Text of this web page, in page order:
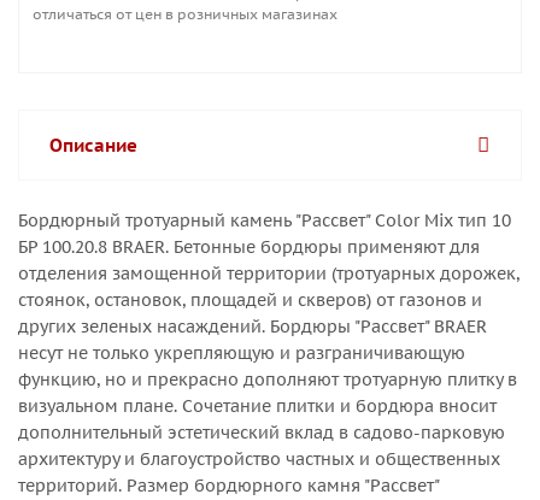
отличаться от цен в розничных магазинах
Описание
Бордюрный тротуарный камень "Рассвет" Color Mix тип 10
БР 100.20.8 BRAER. Бетонные бордюры применяют для
отделения замощенной территории (тротуарных дорожек,
стоянок, остановок, площадей и скверов) от газонов и
других зеленых насаждений. Бордюры "Рассвет" BRAER
несут не только укрепляющую и разграничивающую
функцию, но и прекрасно дополняют тротуарную плитку в
визуальном плане. Сочетание плитки и бордюра вносит
дополнительный эстетический вклад в садово-парковую
архитектуру и благоустройство частных и общественных
территорий. Размер бордюрного камня "Рассвет"